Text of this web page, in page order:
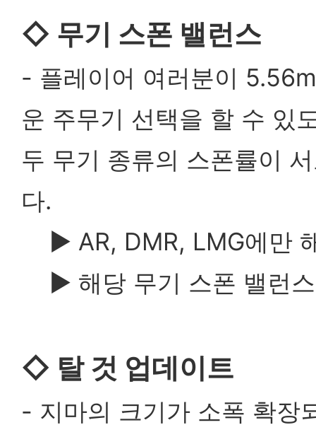
◇ 무기 스폰 밸런스
- 플레이어 여러분이
운 주무기 선택을 할 수 있
두 무기 종류의 스폰률이
다.
▶ AR, DMR, LMG에만
▶ 해당 무기 스폰 밸런
◇ 탈 것 업데이트
- 지마의 크기가 소폭 확장